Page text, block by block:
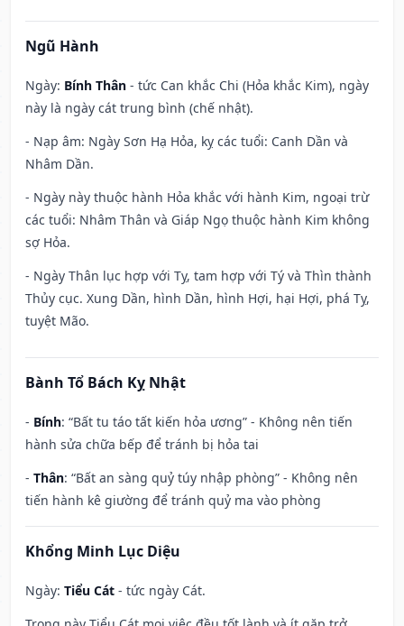
Ngũ Hành
Ngày: Bính Thân - tức Can khắc Chi (Hỏa khắc Kim), ngày
này là ngày cát trung bình (chế nhật).
- Nạp âm: Ngày Sơn Hạ Hỏa, kỵ các tuổi: Canh Dần và
Nhâm Dần.
- Ngày này thuộc hành Hỏa khắc với hành Kim, ngoại trừ
các tuổi: Nhâm Thân và Giáp Ngọ thuộc hành Kim không
sợ Hỏa.
- Ngày Thân lục hợp với Tỵ, tam hợp với Tý và Thìn thành
Thủy cục. Xung Dần, hình Dần, hình Hợi, hại Hợi, phá Tỵ,
tuyệt Mão.
Bành Tổ Bách Kỵ Nhật
- Bính: “Bất tu táo tất kiến hỏa ương” - Không nên tiến
hành sửa chữa bếp để tránh bị hỏa tai
- Thân: “Bất an sàng quỷ túy nhập phòng” - Không nên
tiến hành kê giường để tránh quỷ ma vào phòng
Khổng Minh Lục Diệu
Ngày: Tiểu Cát - tức ngày Cát.